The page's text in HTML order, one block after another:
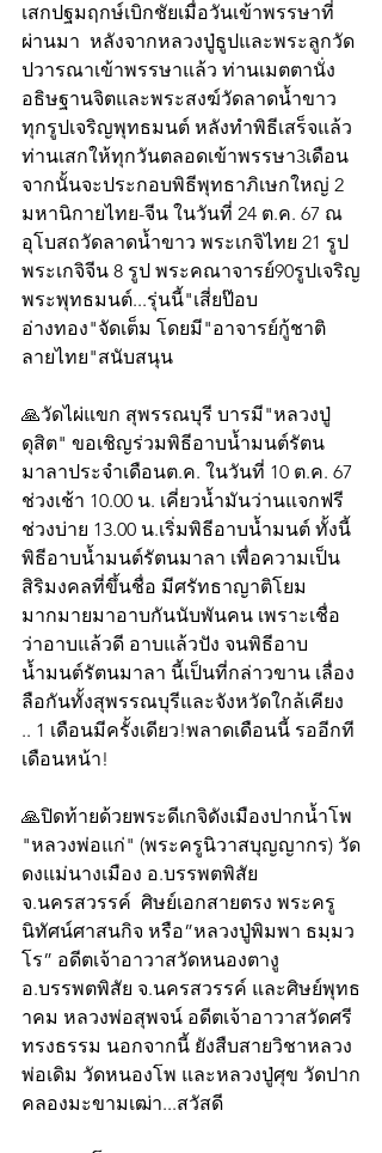
เสกปฐมฤกษ์เบิกชัยเมื่อวันเข้าพรรษาที่
ผ่านมา  หลังจากหลวงปู่ธูปและพระลูกวัด
ปวารณาเข้าพรรษาแล้ว ท่านเมตตานั่ง
อธิษฐานจิตและพระสงฆ์วัดลาดน้ำขาว
ทุกรูปเจริญพุทธมนต์ หลังทำพิธีเสร็จแล้ว
ท่านเสกให้ทุกวันตลอดเข้าพรรษา3เดือน
จากนั้นจะประกอบพิธีพุทธาภิเษกใหญ่ 2
มหานิกายไทย-จีน ในวันที่ 24 ต.ค. 67 ณ
อุโบสถวัดลาดน้ำขาว พระเกจิไทย 21 รูป
พระเกจิจีน 8 รูป พระคณาจารย์90รูปเจริญ
พระพุทธมนต์...รุ่นนี้"เสี่ยป๊อบ
อ่างทอง"จัดเต็ม โดยมี"อาจารย์กู้ชาติ
ลายไทย"สนับสนุน
🙏วัดไผ่แขก สุพรรณบุรี บารมี"หลวงปู่
ดุสิต" ขอเชิญร่วมพิธีอาบน้ำมนต์รัตน
มาลาประจำเดือนต.ค. ในวันที่ 10 ต.ค. 67
ช่วงเช้า 10.00 น. เคี่ยวน้ำมันว่านแจกฟรี
ช่วงบ่าย 13.00 น.เริ่มพิธีอาบน้ำมนต์ ทั้งนี้
พิธีอาบน้ำมนต์รัตนมาลา เพื่อความเป็น
สิริมงคลที่ขึ้นชื่อ มีศรัทธาญาติโยม
มากมายมาอาบกันนับพันคน เพราะเชื่อ
ว่าอาบแล้วดี อาบแล้วปัง จนพิธีอาบ
น้ำมนต์รัตนมาลา นี้เป็นที่กล่าวขาน เลื่อง
ลือกันทั้งสุพรรณบุรีและจังหวัดใกล้เคียง
.. 1 เดือนมีครั้งเดียว!พลาดเดือนนี้ รออีกที
เดือนหน้า!
🙏ปิดท้ายด้วยพระดีเกจิดังเมืองปากน้ำโพ
"หลวงพ่อแก่" (พระครูนิวาสบุญญากร) วัด
ดงแม่นางเมือง อ.บรรพตพิสัย
จ.นครสวรรค์  ศิษย์เอกสายตรง พระครู
นิทัศน์ศาสนกิจ หรือ”หลวงปู่พิมพา ธมฺมว
โร” อดีตเจ้าอาวาสวัดหนองตางู
อ.บรรพตพิสัย จ.นครสวรรค์ และศิษย์พุทธ
าคม หลวงพ่อสุพจน์ อดีตเจ้าอาวาสวัดศรี
ทรงธรรม นอกจากนี้ ยังสืบสายวิชาหลวง
พ่อเดิม วัดหนองโพ และหลวงปู่ศุข วัดปาก
คลองมะขามเฒ่า...สวัสดี